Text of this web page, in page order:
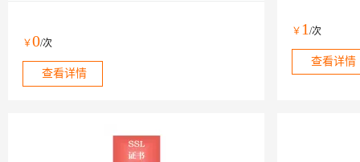
￥0/次
查看详情
￥ 1/次
查看详情